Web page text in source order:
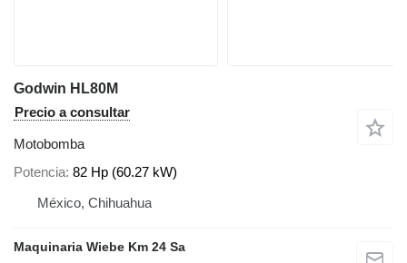
Godwin HL80M
Precio a consultar
Motobomba
Potencia 82 Hp (60.27 kW)
México, Chihuahua
Maquinaria Wiebe Km 24 Sa